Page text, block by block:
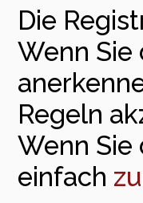
Die
Wenn
Regeln
Wenn
einfach